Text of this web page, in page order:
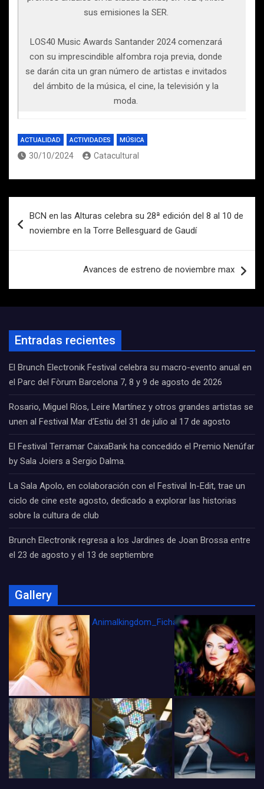
sus emisiones la SER.
LOS40 Music Awards Santander 2024 comenzará
con su imprescindible alfombra roja previa, donde
se darán cita un gran número de artistas e invitados
del ámbito de la música, el cine, la televisión y la
moda.
ACTUALIDAD ACTIVIDADES MÚSICA
30/10/2024 Catacultural
de
BCN en las Alturas celebra su 28ª edición del 8 al 10 de
noviembre en la Torre Bellesguard de Gaudí
Avances de estreno de noviembre max
Entradas recientes
El Brunch Electronik Festival celebra su macro-evento anual en
el Parc del Fòrum Barcelona 7, 8 y 9 de agosto de 2026
Rosario, Miguel Ríos, Leire Martínez y otros grandes artistas se
unen al Festival Mar d’Estiu del 31 de julio al 17 de agosto
El Festival Terramar CaixaBank ha concedido el Premio Nenúfar
by Sala Joiers a Sergio Dalma.
La Sala Apolo, en colaboración con el Festival In-Edit, trae un
ciclo de cine este agosto, dedicado a explorar las historias
sobre la cultura de club
Brunch Electronik regresa a los Jardines de Joan Brossa entre
el 23 de agosto y el 13 de septiembre
Gallery
Animalkingdom_FichaCine